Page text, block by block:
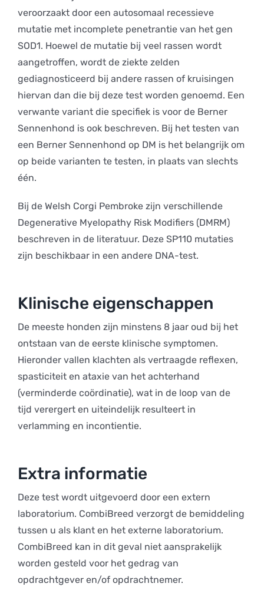
veroorzaakt door een autosomaal recessieve
mutatie met incomplete penetrantie van het gen
SOD1. Hoewel de mutatie bij veel rassen wordt
aangetroffen, wordt de ziekte zelden
gediagnosticeerd bij andere rassen of kruisingen
hiervan dan die bij deze test worden genoemd. Een
verwante variant die specifiek is voor de Berner
Sennenhond is ook beschreven. Bij het testen van
een Berner Sennenhond op DM is het belangrijk om
op beide varianten te testen, in plaats van slechts
één.
Bij de Welsh Corgi Pembroke zijn verschillende
Degenerative Myelopathy Risk Modifiers (DMRM)
beschreven in de literatuur. Deze SP110 mutaties
zijn beschikbaar in een andere DNA-test.
Klinische eigenschappen
De meeste honden zijn minstens 8 jaar oud bij het
ontstaan van de eerste klinische symptomen.
Hieronder vallen klachten als vertraagde reflexen,
spasticiteit en ataxie van het achterhand
(verminderde coördinatie), wat in de loop van de
tijd verergert en uiteindelijk resulteert in
verlamming en incontientie.
Extra informatie
Deze test wordt uitgevoerd door een extern
laboratorium. CombiBreed verzorgt de bemiddeling
tussen u als klant en het externe laboratorium.
CombiBreed kan in dit geval niet aansprakelijk
worden gesteld voor het gedrag van
opdrachtgever en/of opdrachtnemer.